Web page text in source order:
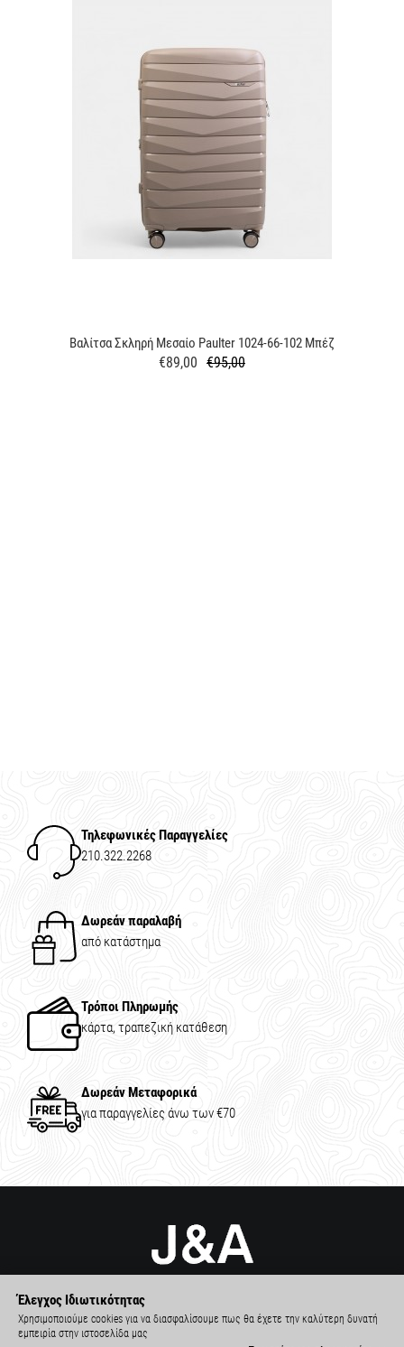
Βαλίτσα Σκληρή Μεσαίο Paulter 1024-66-102 Μπέζ
Κανονική
€95,00
Τιμή
€89,00
Τηλεφωνικές Παραγγελίες
210.322.2268
Δωρεάν παραλαβή
από κατάστημα
Τρόποι Πληρωμής
κάρτα, τραπεζική κατάθεση
Δωρεάν Μεταφορικά
για παραγγελίες άνω των €70
Έλεγχος Ιδιωτικότητας
Χρησιμοποιούμε cookies για να διασφαλίσουμε πως θα έχετε την καλύτερη δυνατή
εμπειρία στην ιστοσελίδα μας